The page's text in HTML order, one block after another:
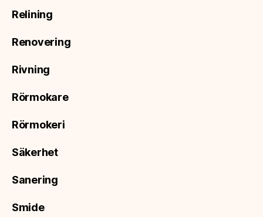
Relining
Renovering
Rivning
Rörmokare
Rörmokeri
Säkerhet
Sanering
Smide